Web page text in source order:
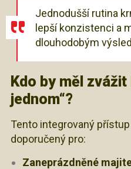
Jednodušší rutina
lepší konzistenci a
dlouhodobým
Kdo by měl
jednom“?
Tento integrovaný
doporučený pro:
Zaneprázdněné